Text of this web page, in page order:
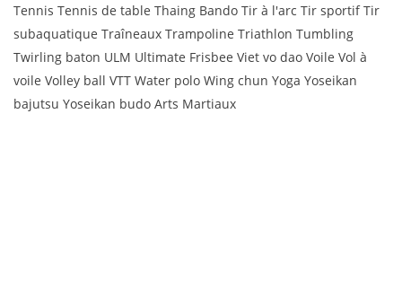
Tennis Tennis de table Thaing Bando Tir à l'arc Tir sportif Tir
subaquatique Traîneaux Trampoline Triathlon Tumbling
Twirling baton ULM Ultimate Frisbee Viet vo dao Voile Vol à
voile Volley ball VTT Water polo Wing chun Yoga Yoseikan
bajutsu Yoseikan budo Arts Martiaux